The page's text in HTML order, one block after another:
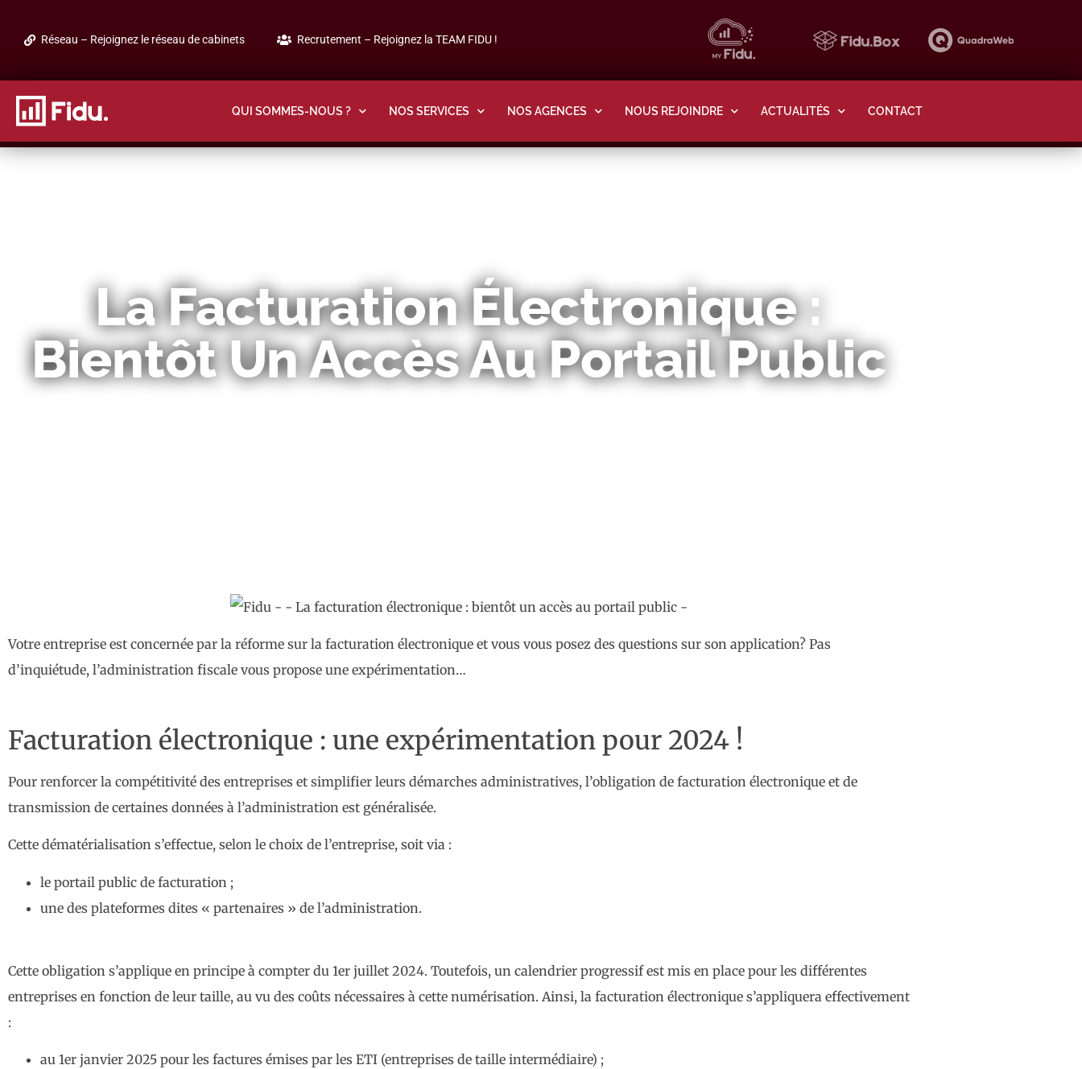
Réseau – Rejoignez le réseau de cabinets Recrutement – Rejoignez la TEAM FIDU !
QUI SOMMES-NOUS ? NOS SERVICES NOS AGENCES NOUS REJOINDRE ACTUALITÉS CONTACT
La Facturation Électronique :
Bientôt Un Accès Au Portail Public
Votre entreprise est concernée par la réforme sur la facturation électronique et vous vous posez des questions sur son application? Pas
d’inquiétude, l’administration fiscale vous propose une expérimentation…
Facturation électronique : une expérimentation pour 2024 !
Pour renforcer la compétitivité des entreprises et simplifier leurs démarches administratives, l’obligation de facturation électronique et de
transmission de certaines données à l’administration est généralisée.
Cette dématérialisation s’effectue, selon le choix de l’entreprise, soit via :
le portail public de facturation ;
une des plateformes dites « partenaires » de l’administration.
Cette obligation s’applique en principe à compter du 1er juillet 2024. Toutefois, un calendrier progressif est mis en place pour les différentes
entreprises en fonction de leur taille, au vu des coûts nécessaires à cette numérisation. Ainsi, la facturation électronique s’appliquera effectivement
:
au 1er janvier 2025 pour les factures émises par les ETI (entreprises de taille intermédiaire) ;